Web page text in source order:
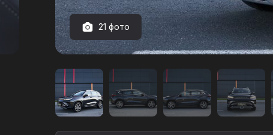
автомобиля
EXEED
LX
в
Екатеринбурге
21 фото